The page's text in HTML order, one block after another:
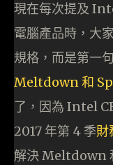
現在每次提及
電腦產品時，大
規格，而是第一
Meltdown 和
了，因為 Intel
2017 年第 4 季財
解決 Meltdown